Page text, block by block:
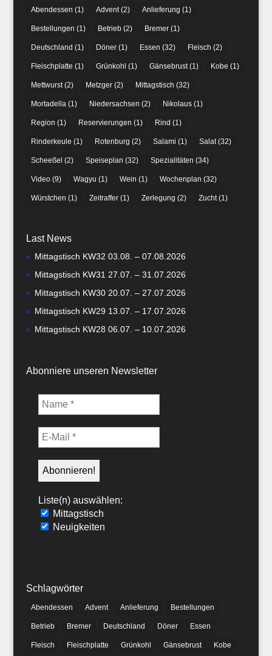
Abendessen (1) Advent(2) Anlieferung (1)
Bestellungen (1) Betrieb(2) Bremer(1)
Deutschland (1) Döner(1) Essen (32) Fleisch (2)
Fleischplatte (1) Grünkohl (1) Gänsebrust(1) Kobe (1)
Mettwurst(2) Metzger(2) Mittagstisch (32)
Mortadella (1) Niedersachsen (2) Nikolaus(1)
Region (1) Reservierungen (1) Rind (1)
Rinderkeule (1) Rotenburg (2) Salami (1) Salat(32)
Scheeßel (2) Speiseplan (32) Spezialitäten (34)
Video(9) Wagyu (1) Wein (1) Wochenplan (32)
Würstchen (1) Zeitraffer(1) Zerlegung (2) Zucht(1)
Last News
Mittagstisch KW32 03.08. – 07.08.2026
Mittagstisch KW31 27.07. – 31.07.2026
Mittagstisch KW30 20.07. – 27.07.2026
Mittagstisch KW29 13.07. – 17.07.2026
Mittagstisch KW28 06.07. – 10.07.2026
Abonniere unseren Newsletter
Liste(n) auswählen:
Mittagstisch
Neuigkeiten
Schlagwörter
Abendessen Advent Anlieferung Bestellungen
Betrieb Bremer Deutschland Döner Essen
Fleisch Fleischplatte Grünkohl Gänsebrust Kobe